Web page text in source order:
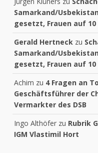
Samarkand/
gesetzt, Frauen auf 10
Gerald Hertneck zu
Samarkand/
gesetzt, Frauen auf 10
Achim zu 4 Fragen an
Geschäftsführer der
Vermarkter des DSB
Ingo Althöfer zu Rubrik
IGM Vlastimil Hort